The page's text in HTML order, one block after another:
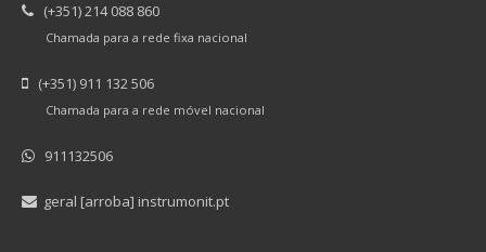
(+351) 214 088 860
Chamada para a rede fixa nacional
(+351) 911 132 506
Chamada para a rede móvel nacional
911132506
geral [arroba] instrumonit.pt